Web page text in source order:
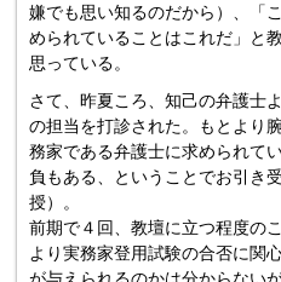
嫌でも思い知るのだから）、「
められていることはこれだ」と
思っている。
さて、昨夏ころ、知己の弁護士
の担当を打診された。もとより
務家である弁護士に求められて
負もある、ということでお引き
授）。
前期で４回、教壇に立つ程度の
より実務家登用試験の合否に関